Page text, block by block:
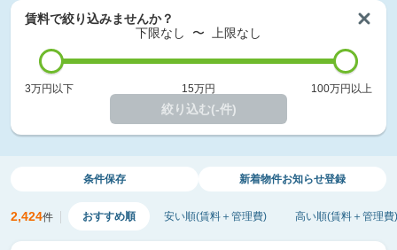
賃料で絞り込みませんか？
下限なし
〜 上限なし
3万円以下 15万円 100万円以上
絞り込む(-件)
条件保存 新着物件お知らせ登録
2,424件 おすすめ順 安い順(賃料＋管理費) 高い順(賃料＋管理費)